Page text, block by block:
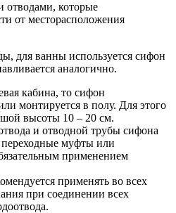
отводами, которые
от месторасположения
для ванны используется сифон
аналогично.
кабина, то сифон
монтируется в полу. Для этого
высоты 10 – 20 см.
и отводной трубы сифона
переходные муфты или
применением
применять во всех
при соединении всех